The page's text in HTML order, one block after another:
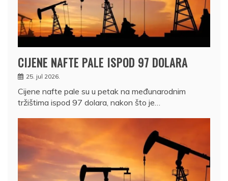
CIJENE NAFTE PALE ISPOD 97 DOLARA
25. jul 2026.
Cijene nafte pale su u petak na međunarodnim
tržištima ispod 97 dolara, nakon što je…